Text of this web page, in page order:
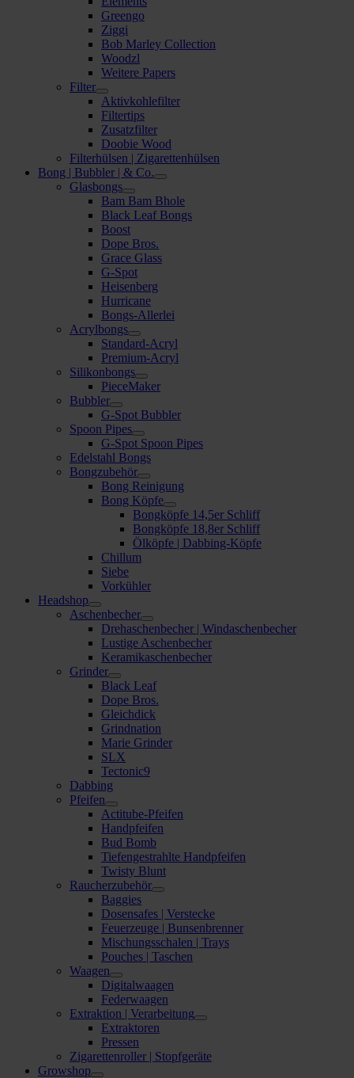
Greengo
Ziggi
Bob Marley Collection
Woodzl
Weitere Papers
Filter
Aktivkohlefilter
Filtertips
Zusatzfilter
Doobie Wood
Filterhülsen | Zigarettenhülsen
Bong | Bubbler | & Co.
Glasbongs
Bam Bam Bhole
Black Leaf Bongs
Boost
Dope Bros.
Grace Glass
G-Spot
Heisenberg
Hurricane
Bongs-Allerlei
Acrylbongs
Standard-Acryl
Premium-Acryl
Silikonbongs
PieceMaker
Bubbler
G-Spot Bubbler
Spoon Pipes
G-Spot Spoon Pipes
Edelstahl Bongs
Bongzubehör
Bong Reinigung
Bong Köpfe
Bongköpfe 14,5er Schliff
Bongköpfe 18,8er Schliff
Ölköpfe | Dabbing-Köpfe
Chillum
Siebe
Vorkühler
Headshop
Aschenbecher
Drehaschenbecher | Windaschenbecher
Lustige Aschenbecher
Keramikaschenbecher
Grinder
Black Leaf
Dope Bros.
Gleichdick
Grindnation
Marie Grinder
SLX
Tectonic9
Dabbing
Pfeifen
Actitube-Pfeifen
Handpfeifen
Bud Bomb
Tiefengestrahlte Handpfeifen
Twisty Blunt
Raucherzubehör
Baggies
Dosensafes | Verstecke
Feuerzeuge | Bunsenbrenner
Mischungsschalen | Trays
Pouches | Taschen
Waagen
Digitalwaagen
Federwaagen
Extraktion | Verarbeitung
Extraktoren
Pressen
Zigarettenroller | Stopfgeräte
Growshop